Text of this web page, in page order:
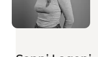
Planlæg din ferie